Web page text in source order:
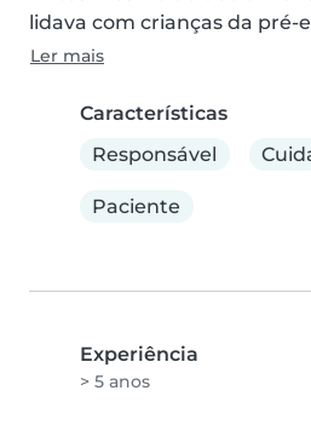
lidava com crianças da pré-
Ler mais
Características
Responsável
Paciente
Experiência
> 5 anos